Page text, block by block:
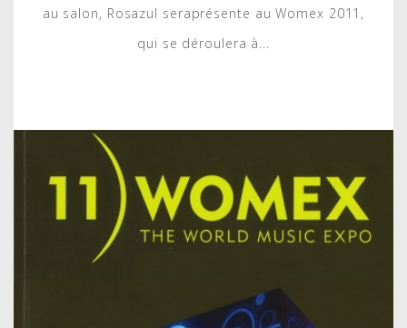
au salon, Rosazul seraprésente au Womex 2011,
qui se déroulera à...